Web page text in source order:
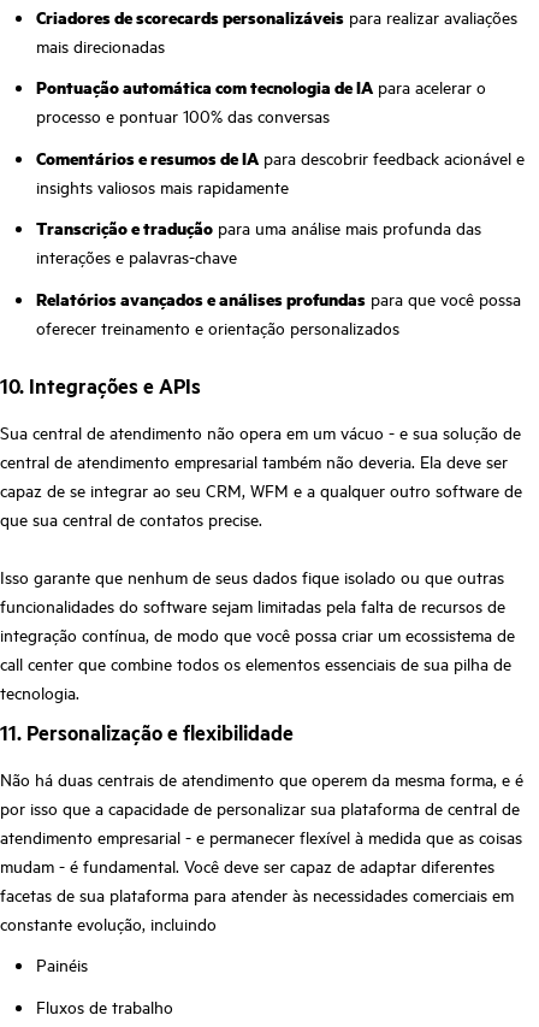
Criadores de scorecards personalizáveis para realizar avaliações
mais direcionadas
Pontuação automática com tecnologia de IA para acelerar o
processo e pontuar 100% das conversas
Comentários e resumos de IA para descobrir feedback acionável e
insights valiosos mais rapidamente
Transcrição e tradução para uma análise mais profunda das
interações e palavras-chave
Relatórios avançados e análises profundas para que você possa
oferecer treinamento e orientação personalizados
10. Integrações e APIs
Sua central de atendimento não opera em um vácuo - e sua solução de
central de atendimento empresarial também não deveria. Ela deve ser
capaz de se integrar ao seu CRM, WFM e a qualquer outro software de
que sua central de contatos precise.
Isso garante que nenhum de seus dados fique isolado ou que outras
funcionalidades do software sejam limitadas pela falta de recursos de
integração contínua, de modo que você possa criar um ecossistema de
call center que combine todos os elementos essenciais de sua pilha de
tecnologia.
11. Personalização e flexibilidade
Não há duas centrais de atendimento que operem da mesma forma, e é
por isso que a capacidade de personalizar sua plataforma de central de
atendimento empresarial - e permanecer flexível à medida que as coisas
mudam - é fundamental. Você deve ser capaz de adaptar diferentes
facetas de sua plataforma para atender às necessidades comerciais em
constante evolução, incluindo
Painéis
Fluxos de trabalho